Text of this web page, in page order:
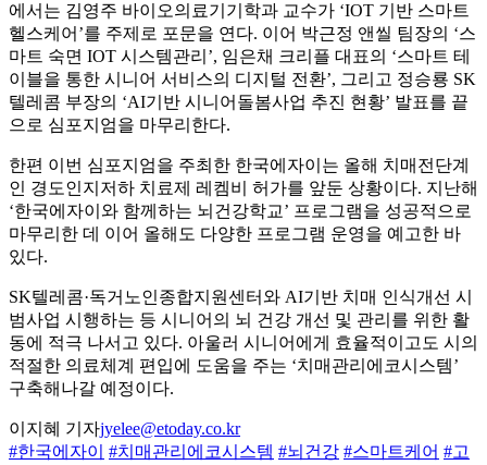
에서는 김영주 바이오의료기기학과 교수가 ‘IOT 기반 스마트
헬스케어’를 주제로 포문을 연다. 이어 박근정 앤씰 팀장의 ‘스
마트 숙면 IOT 시스템관리’, 임은채 크리플 대표의 ‘스마트 테
이블을 통한 시니어 서비스의 디지털 전환’, 그리고 정승룡 SK
텔레콤 부장의 ‘AI기반 시니어돌봄사업 추진 현황’ 발표를 끝
으로 심포지엄을 마무리한다.
한편 이번 심포지엄을 주최한 한국에자이는 올해 치매전단계
인 경도인지저하 치료제 레켐비 허가를 앞둔 상황이다. 지난해
‘한국에자이와 함께하는 뇌건강학교’ 프로그램을 성공적으로
마무리한 데 이어 올해도 다양한 프로그램 운영을 예고한 바
있다.
SK텔레콤·독거노인종합지원센터와 AI기반 치매 인식개선 시
범사업 시행하는 등 시니어의 뇌 건강 개선 및 관리를 위한 활
동에 적극 나서고 있다. 아울러 시니어에게 효율적이고도 시의
적절한 의료체계 편입에 도움을 주는 ‘치매관리에코시스템’
구축해나갈 예정이다.
이지혜 기자jyelee@etoday.co.kr
#한국에자이
#치매관리에코시스템 #뇌건강 #스마트케어 #고